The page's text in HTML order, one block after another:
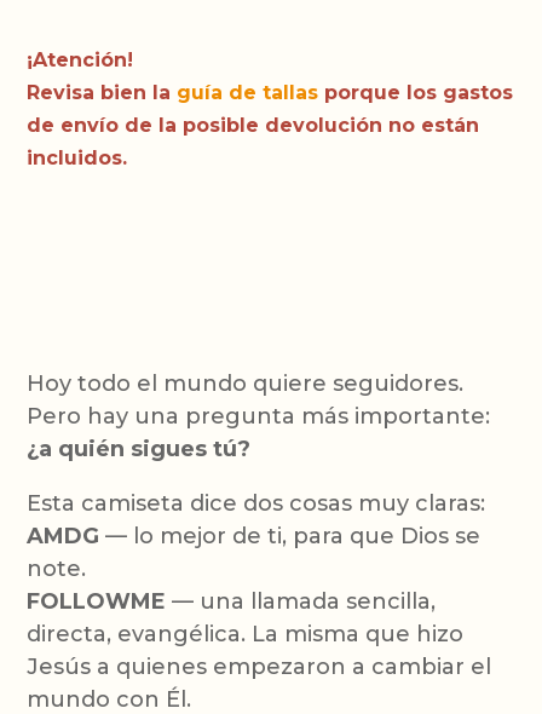
cantidad
¡Atención!
Revisa bien la guía de tallas porque los gastos
de envío de la posible devolución no están
incluidos.
Hoy todo el mundo quiere seguidores.
Pero hay una pregunta más importante:
¿a quién sigues tú?
Esta camiseta dice dos cosas muy claras:
AMDG — lo mejor de ti, para que Dios se
note.
FOLLOWME — una llamada sencilla,
directa, evangélica. La misma que hizo
Jesús a quienes empezaron a cambiar el
mundo con Él.